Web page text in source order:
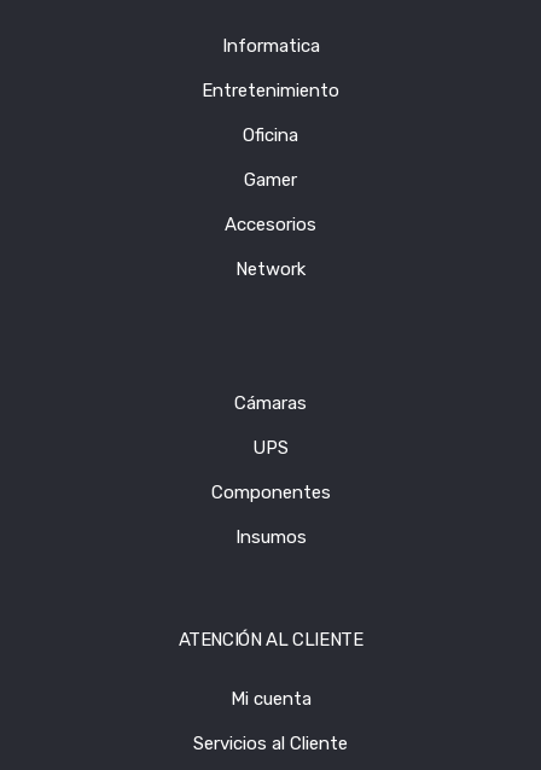
Informatica
Entretenimiento
Oficina
Gamer
Accesorios
Network
Cámaras
UPS
Componentes
Insumos
ATENCIÓN AL CLIENTE
Mi cuenta
Servicios al Cliente